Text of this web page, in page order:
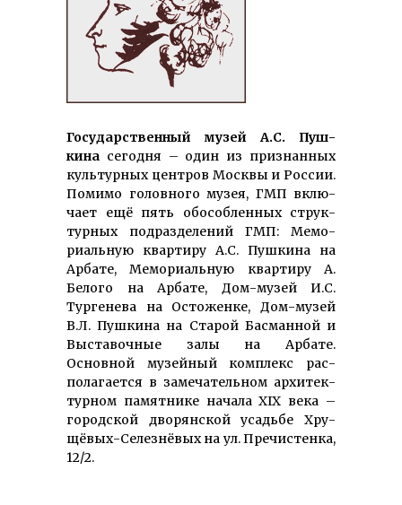
Го­су­дар­ст­вен­ный му­зей А.С. Пуш­
кина се­год­ня – один из при­знан­ных
куль­тур­ных цент­ров Москвы и России.
Помимо го­лов­ного музея, ГМП вклю­
чает ещё пять обо­соб­ленных струк­
турных под­раз­де­ле­ний ГМП: Мемо­
риаль­ную квартиру А.С. Пушкина на
Арбате, Мемо­риаль­ную квар­тиру А.
Белого на Арбате, Дом-музей И.С.
Тургенева на Остоженке, Дом-му­­зей
В.Л. Пушкина на Старой Басманной и
Вы­ста­воч­ные залы на Арбате.
Основной музейный комплекс рас­
полагается в заме­ча­тель­ном архи­тек­
тур­ном памят­нике начала XIX века –
город­ской дво­рянской усадьбе Хру­
щёвых-Се­лез­нёвых на ул. Пречистенка,
12/2.